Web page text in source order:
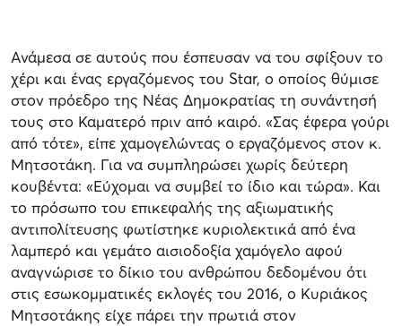
Ανάμεσα σε αυτούς που έσπευσαν να του σφίξουν το
χέρι και ένας εργαζόμενος του Star, ο οποίος θύμισε
στον πρόεδρο της Νέας Δημοκρατίας τη συνάντησή
τους στο Καματερό πριν από καιρό. «Σας έφερα γούρι
από τότε», είπε χαμογελώντας ο εργαζόμενος στον κ.
Μητσοτάκη. Για να συμπληρώσει χωρίς δεύτερη
κουβέντα: «Εύχομαι να συμβεί το ίδιο και τώρα». Και
το πρόσωπο του επικεφαλής της αξιωματικής
αντιπολίτευσης φωτίστηκε κυριολεκτικά από ένα
λαμπερό και γεμάτο αισιοδοξία χαμόγελο αφού
αναγνώρισε το δίκιο του ανθρώπου δεδομένου ότι
στις εσωκομματικές εκλογές του 2016, ο Κυριάκος
Μητσοτάκης είχε πάρει την πρωτιά στον